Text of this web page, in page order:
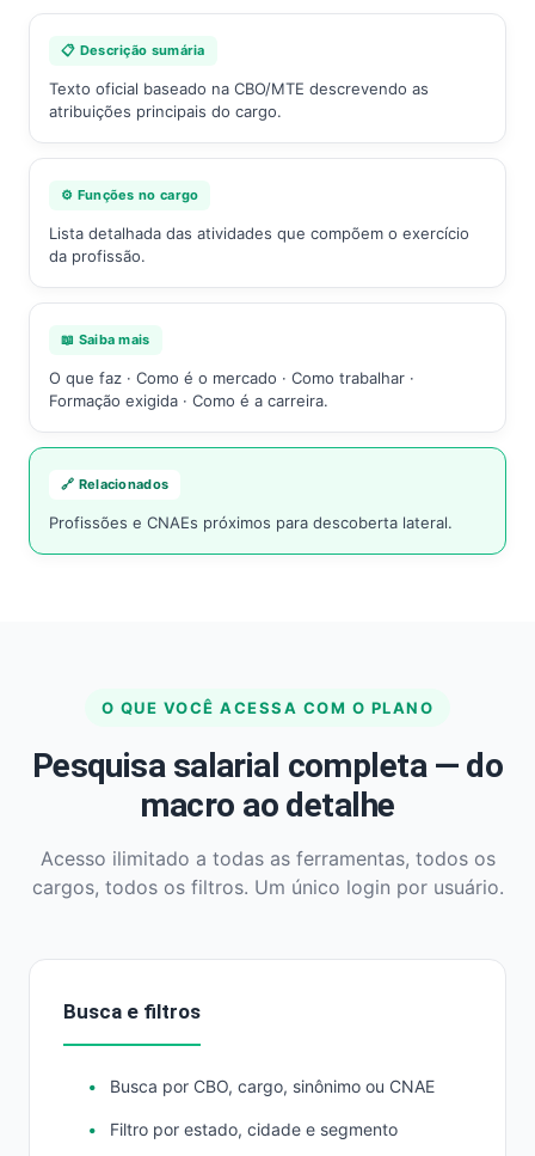
📋 Descrição sumária
Texto oficial baseado na CBO/MTE descrevendo as
atribuições principais do cargo.
⚙️ Funções no cargo
Lista detalhada das atividades que compõem o exercício
da profissão.
📖 Saiba mais
O que faz · Como é o mercado · Como trabalhar ·
Formação exigida · Como é a carreira.
🔗 Relacionados
Profissões e CNAEs próximos para descoberta lateral.
O QUE VOCÊ ACESSA COM O PLANO
Pesquisa salarial completa — do
macro ao detalhe
Acesso ilimitado a todas as ferramentas, todos os
cargos, todos os filtros. Um único login por usuário.
Busca e filtros
Busca por CBO, cargo, sinônimo ou CNAE
Filtro por estado, cidade e segmento